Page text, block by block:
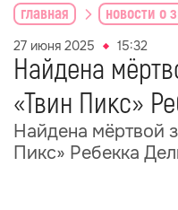
главная новости о
27 июня 2025 15:32
Найдена
«Твин Пикс»
Найдена мёртвой
Пикс» Ребекка